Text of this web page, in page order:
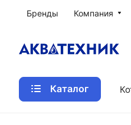
Бренды Компания
Каталог